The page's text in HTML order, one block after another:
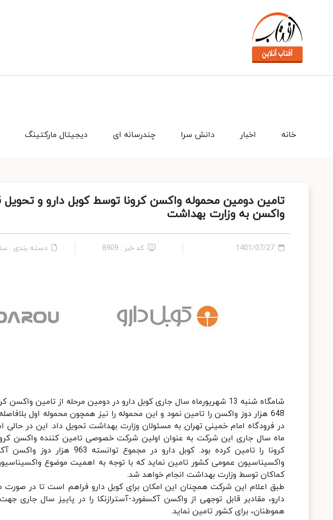
دیجیتال مارکتینگ چندرسانه ای دانش سرا اخبار خانه
تامین دومین محموله واکسن کرونا توسط کوبل دارو و
واکسن به وزارت بهداشت
1401/07/27 کد خبر : 8909 دسته بندی :
شامگاه شنبه 13 شهریورماه سال جاری کوبل دارو در دومین مرحله از تامین
648 هزار دوز واکسن را تامین نمود و این محموله را نیز همچون محموله اول
کرونا را تامین کرده بود. کوبل دارو
واکسیناسیون عمومی کشور تامین نماید که با توجه به اهمیت موضوع
کماکان توسط وزارت بهداشت انجام خواهد شد.
طبق اعلام این شرکت همچنان این امکان برای کوبل دارو فراهم است تا در صورت
دارو، مقادیر قابل توجهی از واکسن آکسفورد-آسترازنکا را در پاییز سال جاری
هموطنان، برای کشور تامین نماید.